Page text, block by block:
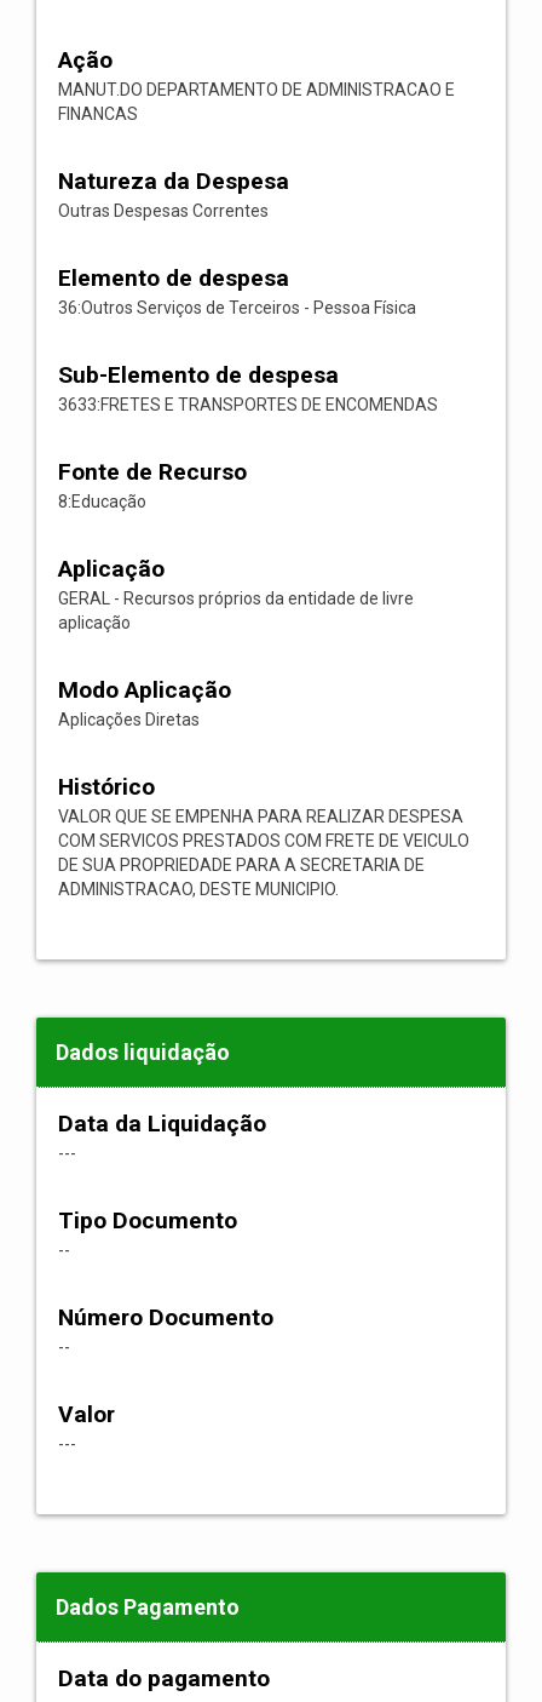
Ação
MANUT.DO DEPARTAMENTO DE ADMINISTRACAO E
FINANCAS
Natureza da Despesa
Outras Despesas Correntes
Elemento de despesa
36:Outros Serviços de Terceiros - Pessoa Física
Sub-Elemento de despesa
3633:FRETES E TRANSPORTES DE ENCOMENDAS
Fonte de Recurso
8:Educação
Aplicação
GERAL - Recursos próprios da entidade de livre
aplicação
Modo Aplicação
Aplicações Diretas
Histórico
VALOR QUE SE EMPENHA PARA REALIZAR DESPESA
COM SERVICOS PRESTADOS COM FRETE DE VEICULO
DE SUA PROPRIEDADE PARA A SECRETARIA DE
ADMINISTRACAO, DESTE MUNICIPIO.
Dados liquidação
Data da Liquidação
---
Tipo Documento
--
Número Documento
--
Valor
---
Dados Pagamento
Data do pagamento